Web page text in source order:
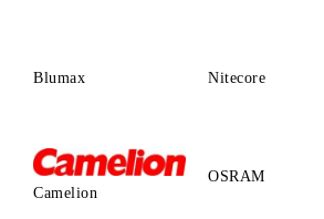
Blumax Nitecore
Camelion
OSRAM